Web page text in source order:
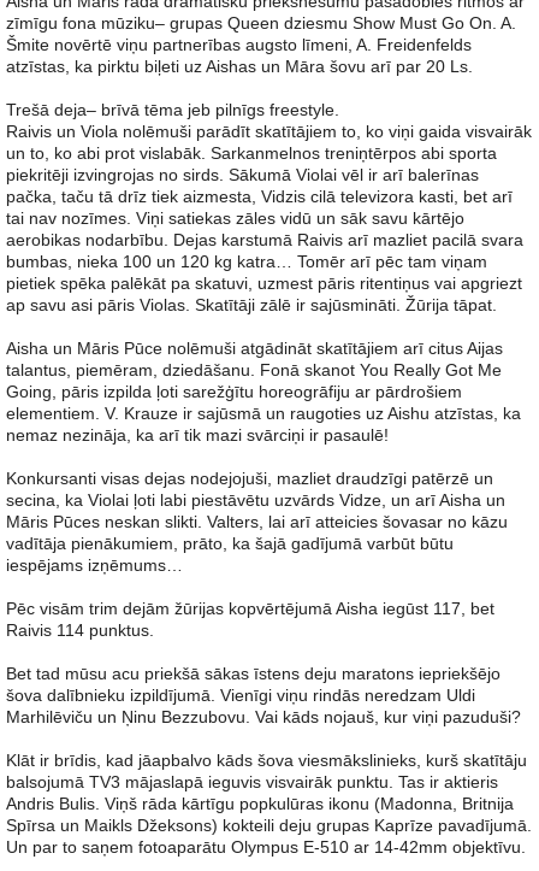
zīmīgu fona mūziku– grupas Queen dziesmu Show Must Go On. A.
Šmite novērtē viņu partnerības augsto līmeni, A. Freidenfelds
atzīstas, ka pirktu biļeti uz Aishas un Māra šovu arī par 20 Ls.
Trešā deja– brīvā tēma jeb pilnīgs freestyle.
Raivis un Viola nolēmuši parādīt skatītājiem to, ko viņi gaida visvairāk
un to, ko abi prot vislabāk. Sarkanmelnos treniņtērpos abi sporta
piekritēji izvingrojas no sirds. Sākumā Violai vēl ir arī balerīnas
pačka, taču tā drīz tiek aizmesta, Vidzis cilā televizora kasti, bet arī
tai nav nozīmes. Viņi satiekas zāles vidū un sāk savu kārtējo
aerobikas nodarbību. Dejas karstumā Raivis arī mazliet pacilā svara
bumbas, nieka 100 un 120 kg katra… Tomēr arī pēc tam viņam
pietiek spēka palēkāt pa skatuvi, uzmest pāris ritentiņus vai apgriezt
ap savu asi pāris Violas. Skatītāji zālē ir sajūsmināti. Žūrija tāpat.
Aisha un Māris Pūce nolēmuši atgādināt skatītājiem arī citus Aijas
talantus, piemēram, dziedāšanu. Fonā skanot You Really Got Me
Going, pāris izpilda ļoti sarežģītu horeogrāfiju ar pārdrošiem
elementiem. V. Krauze ir sajūsmā un raugoties uz Aishu atzīstas, ka
nemaz nezināja, ka arī tik mazi svārciņi ir pasaulē!
Konkursanti visas dejas nodejojuši, mazliet draudzīgi patērzē un
secina, ka Violai ļoti labi piestāvētu uzvārds Vidze, un arī Aisha un
Māris Pūces neskan slikti. Valters, lai arī atteicies šovasar no kāzu
vadītāja pienākumiem, prāto, ka šajā gadījumā varbūt būtu
iespējams izņēmums…
Pēc visām trim dejām žūrijas kopvērtējumā Aisha iegūst 117, bet
Raivis 114 punktus.
Bet tad mūsu acu priekšā sākas īstens deju maratons iepriekšējo
šova dalībnieku izpildījumā. Vienīgi viņu rindās neredzam Uldi
Marhilēviču un Ņinu Bezzubovu. Vai kāds nojauš, kur viņi pazuduši?
Klāt ir brīdis, kad jāapbalvo kāds šova viesmākslinieks, kurš skatītāju
balsojumā TV3 mājaslapā ieguvis visvairāk punktu. Tas ir aktieris
Andris Bulis. Viņš rāda kārtīgu popkulūras ikonu (Madonna, Britnija
Spīrsa un Maikls Džeksons) kokteili deju grupas Kaprīze pavadījumā.
Un par to saņem fotoaparātu Olympus E-510 ar 14-42mm objektīvu.